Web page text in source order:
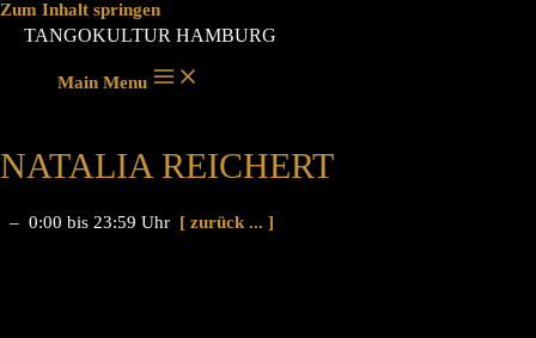
Zum Inhalt springen
TANGOKULTUR HAMBURG
Main Menu
NATALIA REICHERT
– 0:00 bis 23:59 Uhr [ zurück ... ]